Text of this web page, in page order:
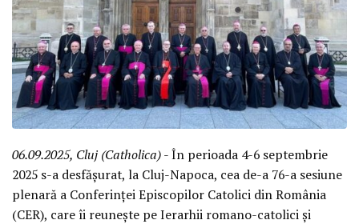
06.09.2025, Cluj (Catholica)- În perioada 4-6 septembrie
2025 s-a desfășurat, la Cluj-Napoca, cea de-a 76-a sesiune
plenară a Conferinței Episcopilor Catolici din România
(CER), care îi reunește pe Ierarhii romano-catolici și